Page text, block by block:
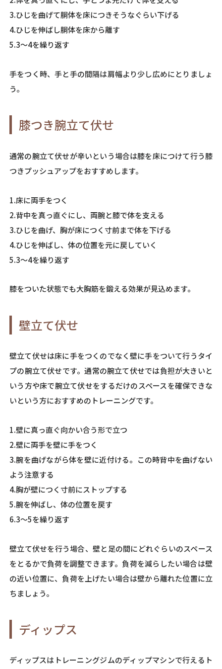
3.ひじを曲げて胴体を床につきそうなぐらい下げる
4.ひじを伸ばし胴体を床から離す
5.3～4を繰り返す
手をつく時、手と手の間隔は肩幅より少し広めにとりましょ
う。
膝つき腕立て伏せ
通常の腕立て伏せが辛いという場合は膝を床につけて行う膝
つきプッシュアップをおすすめします。
1.床に両手をつく
2.背中を真っ直ぐにし、両腕と膝で体を支える
3.ひじを曲げ、胸が床につく寸前まで体を下げる
4.ひじを伸ばし、体の位置を元に戻していく
5.3～4を繰り返す
膝をついた状態でも大胸筋を鍛える効果が見込めます。
壁立て伏せ
壁立て伏せは床に手をつくのでなく壁に手をついて行うタイ
プの腕立て伏せです。通常の腕立て伏せでは負担が大きいと
いう方や床で腕立て伏せをするだけのスペースを確保できな
いという方におすすめのトレーニングです。
1.壁に真っ直ぐ向かい合う形で立つ
2.壁に両手を壁に手をつく
3.腕を曲げながら体を壁に近付ける。この時背中を曲げない
よう注意する
4.胸が壁につく寸前にストップする
5.腕を伸ばし、体の位置を戻す
6.3～5を繰り返す
壁立て伏せを行う場合、壁と足の間にどれぐらいのスペース
をとるかで負荷を調整できます。負荷を減らしたい場合は壁
の近い位置に、負荷を上げたい場合は壁から離れた位置に立
ちましょう。
ディップス
ディップスはトレーニングジムのディップマシンで行えるト